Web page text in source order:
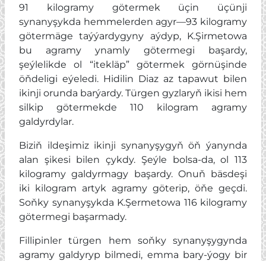
91 kilogramy götermek üçin üçünji
synanyşykda hemmelerden agyr—93 kilogramy
götermäge taýýardygyny aýdyp, K.Şirmetowa
bu agramy ynamly götermegi başardy,
şeýlelikde ol “itekläp” götermek görnüşinde
öňdeligi eýeledi. Hidilin Diaz az tapawut bilen
ikinji orunda barýardy. Türgen gyzlaryň ikisi hem
silkip götermekde 110 kilogram agramy
galdyrdylar.
Biziň ildeşimiz ikinji synanyşygyň öň ýanynda
alan şikesi bilen çykdy. Şeýle bolsa-da, ol 113
kilogramy galdyrmagy başardy. Onuň bäsdeşi
iki kilogram artyk agramy göterip, öňe geçdi.
Soňky synanyşykda K.Şermetowa 116 kilogramy
götermegi başarmady.
Fillipinler türgen hem soňky synanyşygynda
agramy galdyryp bilmedi, emma bary-ýogy bir